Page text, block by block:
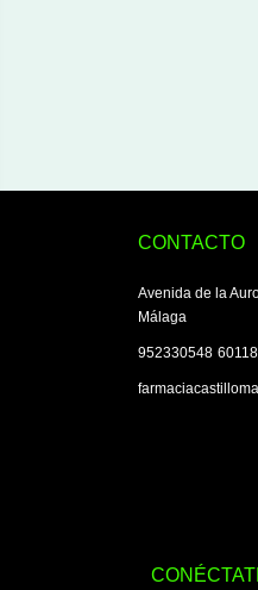
CONTACTO
Avenida de la
Málaga
952330548